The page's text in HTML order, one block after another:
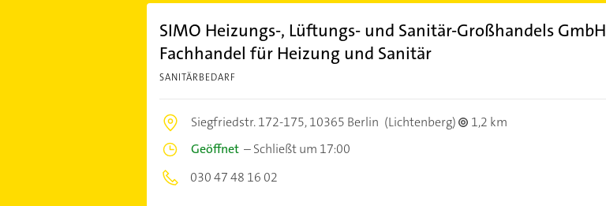
SIMO Heizungs-, Lüftungs- und Sanitär-Großhandels GmbH
Fachhandel für Heizung und Sanitär
SANITÄRBEDARF
Siegfriedstr. 172-175,10365 Berlin (Lichtenberg)
1,2 km
Geöffnet–Schließt um 17:00
030 47 48 16 02